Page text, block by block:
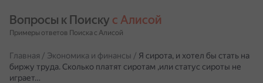
Вопросы к Поиску с Алисой
Примеры ответов Поиска с Алисой
Главная / Экономика и финансы / Я сирота, и хотел бы стать на
биржу труда. Сколько платят сиротам ,или статус сироты не
играет…